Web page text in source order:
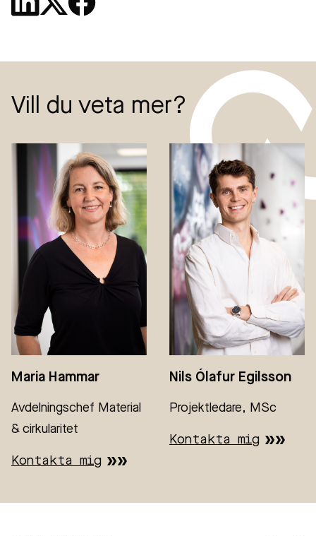
Vill du veta mer?
Maria Hammar
Avdelningschef Material
& cirkularitet
Kontakta mig
Nils Ólafur Egilsson
Projektledare, MSc
Kontakta mig